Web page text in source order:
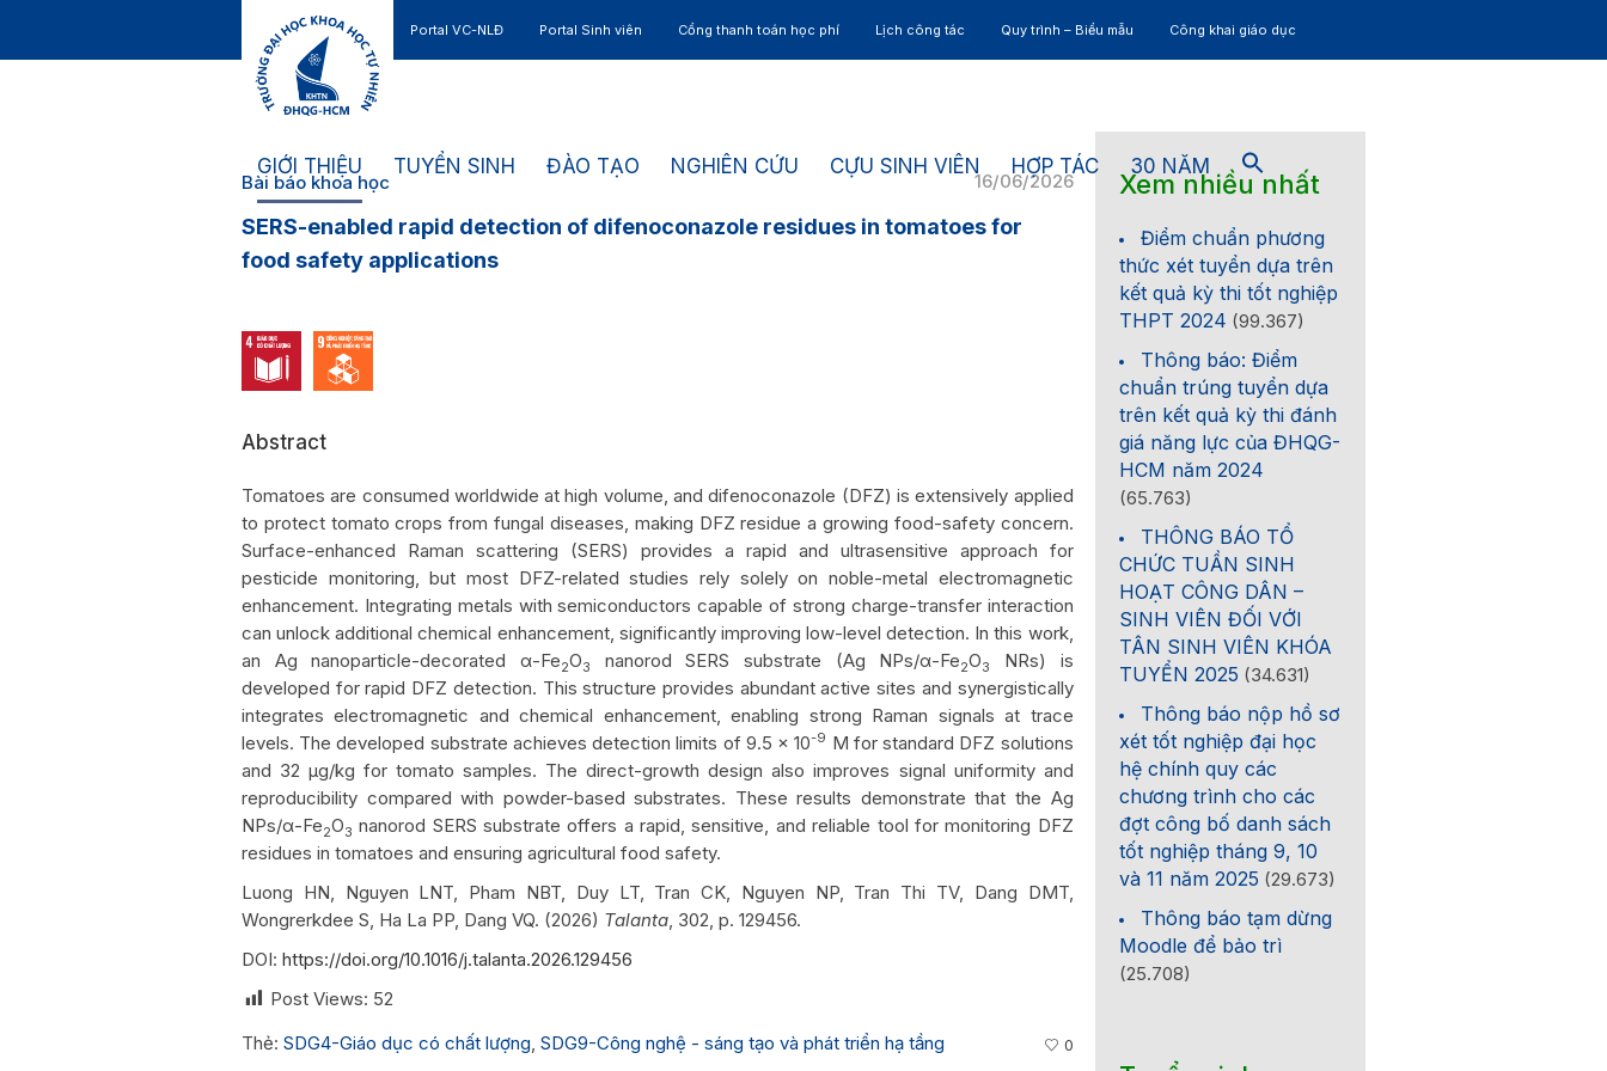
Portal VC-NLĐ Portal Sinh viên Cổng thanh toán học phí Lịch công tác Quy trình – Biểu mẫu Công khai giáo dục
GIỚI THIỆU TUYỂN SINH ĐÀO TẠO NGHIÊN CỨU CỰU SINH VIÊN HỢP TÁC 30 NĂM
16/06/2026
Bài báo khoa học
SERS-enabled rapid detection of difenoconazole residues in tomatoes for
food safety applications
Abstract
Tomatoes are consumed worldwide at high volume, and difenoconazole (DFZ) is extensively applied
to protect tomato crops from fungal diseases, making DFZ residue a growing food-safety concern.
Surface-enhanced Raman scattering (SERS) provides a rapid and ultrasensitive approach for
pesticide monitoring, but most DFZ-related studies rely solely on noble-metal electromagnetic
enhancement. Integrating metals with semiconductors capable of strong charge-transfer interaction
can unlock additional chemical enhancement, significantly improving low-level detection. In this work,
an Ag nanoparticle-decorated α-Fe2O3 nanorod SERS substrate (Ag NPs/α-Fe2O3
NRs) is
developed for rapid DFZ detection. This structure provides abundant active sites and synergistically
integrates electromagnetic and chemical enhancement, enabling strong Raman signals at trace
levels. The developed substrate achieves detection limits of 9.5 × 10-9 M for standard DFZ solutions
and 32 μg/kg for tomato samples. The direct-growth design also improves signal uniformity and
reproducibility compared with powder-based substrates. These results demonstrate that the Ag
NPs/α-Fe2O3 nanorod SERS substrate offers a rapid, sensitive, and reliable tool for monitoring DFZ
residues in tomatoes and ensuring agricultural food safety.
Luong HN, Nguyen LNT, Pham NBT, Duy LT, Tran CK, Nguyen NP, Tran Thi TV, Dang DMT,
Wongrerkdee S, Ha La PP, Dang VQ. (2026) Talanta, 302, p. 129456.
DOI: https://doi.org/10.1016/j.talanta.2026.129456
Post Views: 52
Thẻ: SDG4-Giáo dục có chất lượng, SDG9-Công nghệ - sáng tạo và phát triển hạ tầng 0
Xem nhiều nhất
Điểm chuẩn phương
thức xét tuyển dựa trên
kết quả kỳ thi tốt nghiệp
THPT 2024 (99.367)
Thông báo: Điểm
chuẩn trúng tuyển dựa
trên kết quả kỳ thi đánh
giá năng lực của ĐHQG-
HCM năm 2024
(65.763)
THÔNG BÁO TỔ
CHỨC TUẦN SINH
HOẠT CÔNG DÂN –
SINH VIÊN ĐỐI VỚI
TÂN SINH VIÊN KHÓA
TUYỂN 2025 (34.631)
Thông báo nộp hồ sơ
xét tốt nghiệp đại học
hệ chính quy các
chương trình cho các
đợt công bố danh sách
tốt nghiệp tháng 9, 10
và 11 năm 2025 (29.673)
Thông báo tạm dừng
Moodle để bảo trì
(25.708)